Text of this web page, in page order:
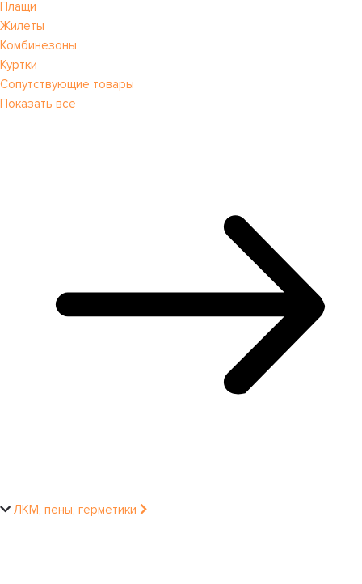
Плащи
Жилеты
Комбинезоны
Куртки
Сопутствующие товары
Показать все
ЛКМ, пены, герметики